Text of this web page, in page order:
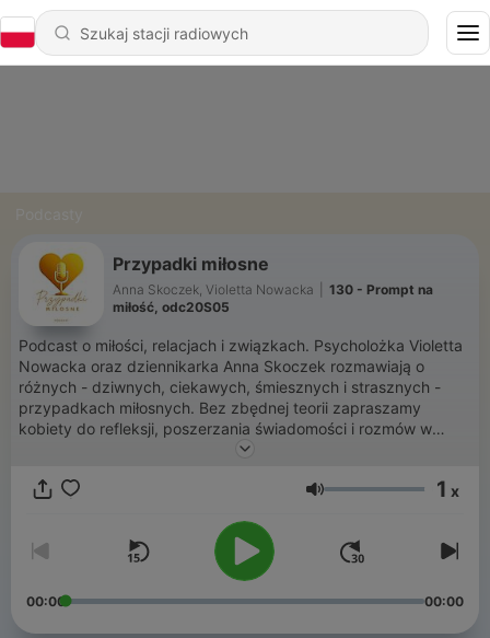
Przypadki miłosne
Anna Skoczek, Violetta Nowacka
130 - Prompt na
miłość, odc20S05
Podcast o miłości, relacjach i związkach. Psycholożka Violetta
Nowacka oraz dziennikarka Anna Skoczek rozmawiają o
różnych - dziwnych, ciekawych, śmiesznych i strasznych -
przypadkach miłosnych. Bez zbędnej teorii zapraszamy
kobiety do refleksji, poszerzania świadomości i rozmów w
naszym bezpiecznym, kobiecym towarzystwie.
Głośność 1 x
00:00 00:00